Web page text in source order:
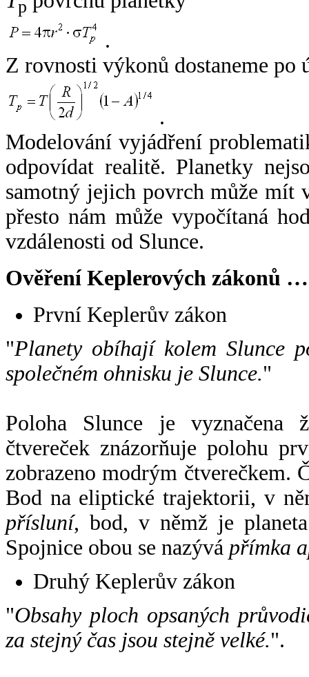
p
.
Z rovnosti výkonů dostaneme po
.
Modelování vyjádření
odpovídat realitě. Planetky
samotný jejich povrch může mít
přesto nám může vypočítaná
vzdálenosti od Slunce.
Ověření Keplerových zákonů …
První Keplerův zákon
"Planety obíhají kolem Slunce
společném ohnisku je Slunce."
Poloha Slunce je vyznačena
čtvereček znázorňuje polohu
zobrazeno modrým čtverečkem.
Bod na eliptické trajektorii, v
přísluní, bod, v němž je
Spojnice obou se nazývá přímka
Druhý Keplerův zákon
"Obsahy ploch opsaných
za stejný čas jsou stejně velké.".